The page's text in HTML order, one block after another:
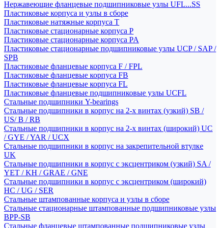
Нержавеющие фланцевые подшипниковые узлы UFL...SS
Пластиковые корпуса и узлы в сборе
Пластиковые натяжные корпуса T
Пластиковые стационарные корпуса P
Пластиковые стационарные корпуса PA
Пластиковые стационарные подшипниковые узлы UCP / SAP /
SPB
Пластиковые фланцевые корпуса F / FPL
Пластиковые фланцевые корпуса FB
Пластиковые фланцевые корпуса FL
Пластиковые фланцевые подшипниковые узлы UCFL
Стальные подшипники Y-bearings
Стальные подшипники в корпус на 2-х винтах (узкий) SB /
US/ B / RB
Стальные подшипники в корпус на 2-х винтах (широкий) UC
/ GYE / YAR / UCX
Стальные подшипники в корпус на закрепительной втулке
UK
Стальные подшипники в корпус с эксцентриком (узкий) SA /
YET / KH / GRAE / GNE
Стальные подшипники в корпус с эксцентриком (широкий)
HC / UG / SER
Стальные штампованные корпуса и узлы в сборе
Стальные стационарные штампованные подшипниковые узлы
BPP-SB
Стальные фланцевые штампованные подшипниковые узлы